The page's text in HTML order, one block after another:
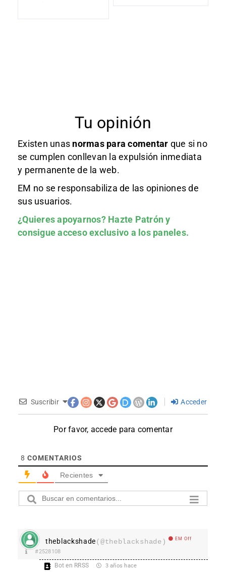
Tu opinión
Existen unas normas para comentar que si no
se cumplen conllevan la expulsión inmediata
y permanente de la web.
EM no se responsabiliza de las opiniones de
sus usuarios.
¿Quieres apoyarnos? Hazte Patróny
consigue acceso exclusivo a los paneles.
Suscribir Acceder
Por favor, accede para comentar
8 COMENTARIOS
Recientes
theblackshade(@theblackshade) EM Off
#2528108
Bot en RRSS 3 años hace